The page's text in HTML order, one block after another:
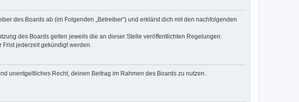
des Boards ab (im Folgenden „Betreiber“) und erklärst dich mit den nachfolgenden
des Boards gelten jeweils die an dieser Stelle veröffentlichten Regelungen.
Frist jederzeit gekündigt werden.
unentgeltliches Recht, deinen Beitrag im Rahmen des Boards zu nutzen.